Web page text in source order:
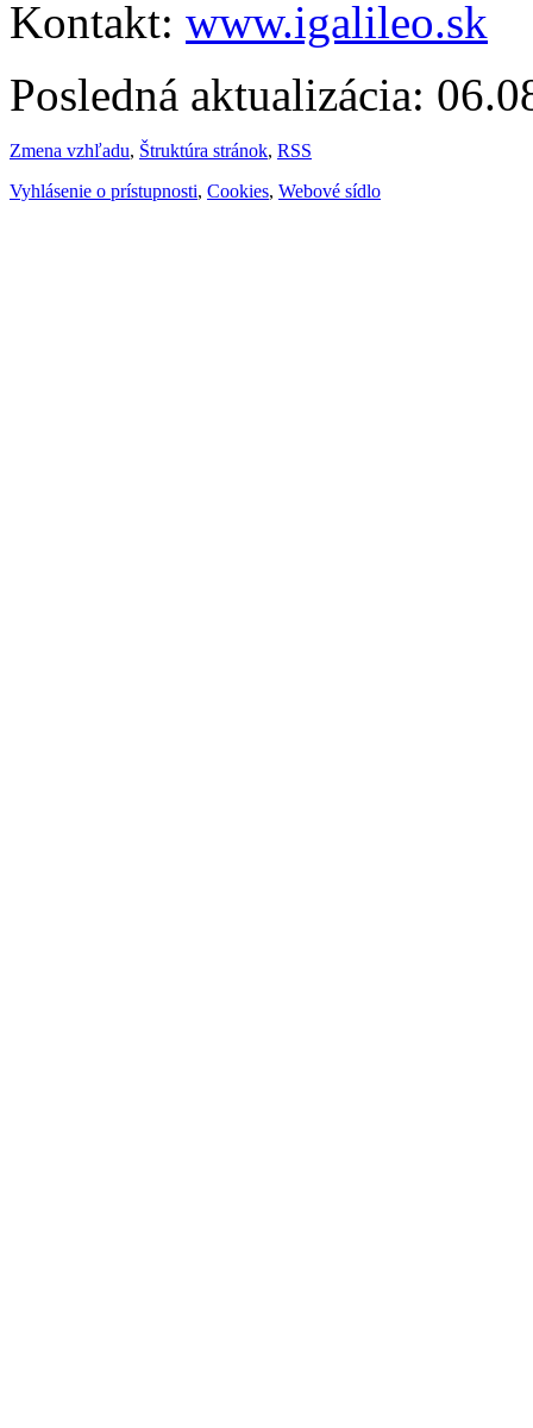
Kontakt: www.igalileo.sk
Posledná aktualizácia:
Zmena vzhľadu, Štruktúra stránok, RSS
Vyhlásenie o prístupnosti, Cookies, Webové sídlo